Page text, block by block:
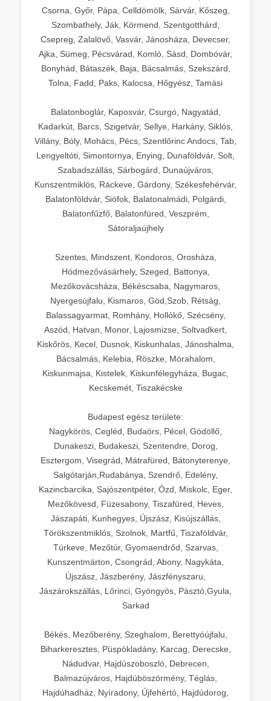
Csorna, Győr, Pápa, Celldömölk, Sárvár, Kőszeg,
Szombathely, Ják, Körmend, Szentgotthárd,
Csepreg, Zalalövő, Vasvár, Jánosháza, Devecser,
Ajka, Sümeg, Pécsvárad, Komló, Sásd, Dombóvár,
Bonyhád, Bátaszék, Baja, Bácsalmás, Szekszárd,
Tolna, Fadd, Paks, Kalocsa, Hőgyész, Tamási
Balatonboglár, Kaposvár, Csurgó, Nagyatád,
Kadarkút, Barcs, Szigetvár, Sellye, Harkány, Siklós,
Villány, Bóly, Mohács, Pécs, Szentlőrinc Andocs, Tab,
Lengyeltóti, Simontornya, Enying, Dunaföldvár, Solt,
Szabadszállás, Sárbogárd, Dunaújváros,
Kunszentmiklós, Ráckeve, Gárdony, Székesfehérvár,
Balatonföldvár, Siófok, Balatonalmádi, Polgárdi,
Balatonfűzfő, Balatonfüred, Veszprém,
Sátoraljaújhely
Szentes, Mindszent, Kondoros, Orosháza,
Hódmezővásárhely, Szeged, Battonya,
Mezőkovácsháza, Békéscsaba, Nagymaros,
Nyergesújfalu, Kismaros, Göd,Szob, Rétság,
Balassagyarmat, Romhány, Hollókő, Szécsény,
Aszód, Hatvan, Monor, Lajosmizse, Soltvadkert,
Kiskőrös, Kecel, Dusnok, Kiskunhalas, Jánoshalma,
Bácsalmás, Kelebia, Röszke, Mórahalom,
Kiskunmajsa, Kistelek, Kiskunfélegyháza, Bugac,
Kecskemét, Tiszakécske
Budapest egész területe:
Nagykörös, Cegléd, Budaörs, Pécel, Gödöllő,
Dunakeszi, Budakeszi, Szentendre, Dorog,
Esztergom, Visegrád, Mátrafüred, Bátonyterenye,
Salgótarján,Rudabánya, Szendrő, Edelény,
Kazincbarcika, Sajószentpéter, Ózd, Miskolc, Eger,
Mezőkövesd, Füzesabony, Tiszafüred, Heves,
Jászapáti, Kunhegyes, Újszász, Kisújszállás,
Törökszentmiklós, Szolnok, Martfű, Tiszaföldvár,
Túrkeve, Mezőtúr, Gyomaendrőd, Szarvas,
Kunszentmárton, Csongrád, Abony, Nagykáta,
Újszász, Jászberény, Jászfényszaru,
Jászárokszállás, Lőrinci, Gyöngyös, Pásztó,Gyula,
Sarkad
Békés, Mezőberény, Szeghalom, Berettyóújfalu,
Biharkeresztes, Püspökladány, Karcag, Derecske,
Nádudvar, Hajdúszoboszló, Debrecen,
Balmazújváros, Hajdúböszörmény, Téglás,
Hajdúhadház, Nyíradony, Újfehértó, Hajdúdorog,